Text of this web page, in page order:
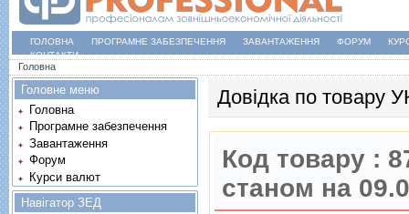
ГОЛОВНА ПРОГРАМНЕ ЗАБЕЗПЕЧЕННЯ ЗАВАНТАЖЕННЯ ФОРУМ
КОНТАКТИ
Ви є тут
Головна
Довідка по товару
Код товару :
станом на
Головне меню
Головна
Програмне забезпечення
Завантаження
Форум
Курси валют
Навігатор ЗЕД